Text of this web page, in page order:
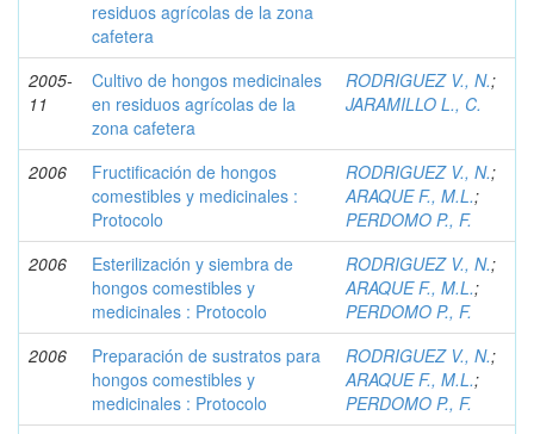
residuos agrícolas de la zona
cafetera
2005-
11
Cultivo de hongos medicinales
en residuos agrícolas de la
zona cafetera
RODRIGUEZ V., N.;
JARAMILLO L., C.
2006
Fructificación de hongos
comestibles y medicinales :
Protocolo
RODRIGUEZ V., N.;
ARAQUE F., M.L.;
PERDOMO P., F.
2006
Esterilización y siembra de
hongos comestibles y
medicinales : Protocolo
RODRIGUEZ V., N.;
ARAQUE F., M.L.;
PERDOMO P., F.
2006
Preparación de sustratos para
hongos comestibles y
medicinales : Protocolo
RODRIGUEZ V., N.;
ARAQUE F., M.L.;
PERDOMO P., F.